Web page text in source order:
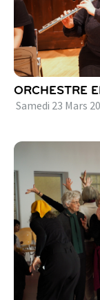
ORCHESTRE
Samedi 23 Mars